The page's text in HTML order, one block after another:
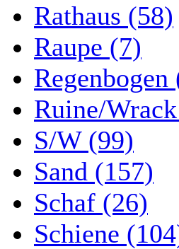
Rathaus (58)
Raupe (7)
Regenbogen
Ruine/
S/W (99)
Sand (157)
Schaf (26)
Schiene